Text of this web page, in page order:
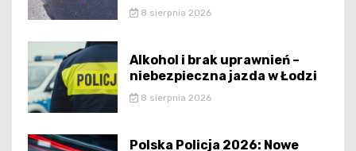
8 sierpnia 2026
Alkohol i brak uprawnień –
niebezpieczna jazda w Łodzi
8 sierpnia 2026
Polska Policja 2026: Nowe